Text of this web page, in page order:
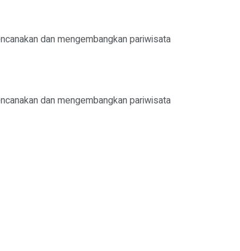
dan mengembangkan pariwisata
dan mengembangkan pariwisata